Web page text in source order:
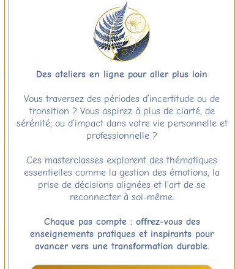
Des ateliers en ligne pour aller plus loin
Vous traversez des périodes d’incertitude ou de
transition ? Vous aspirez à plus de clarté, de
sérénité, ou d’impact dans votre vie personnelle et
professionnelle ?
Ces masterclasses explorent des thématiques
essentielles comme la gestion des émotions, la
prise de décisions alignées et l’art de se
reconnecter à soi-même.
Chaque pas compte : offrez-vous des
enseignements pratiques et inspirants pour
avancer vers une transformation durable.